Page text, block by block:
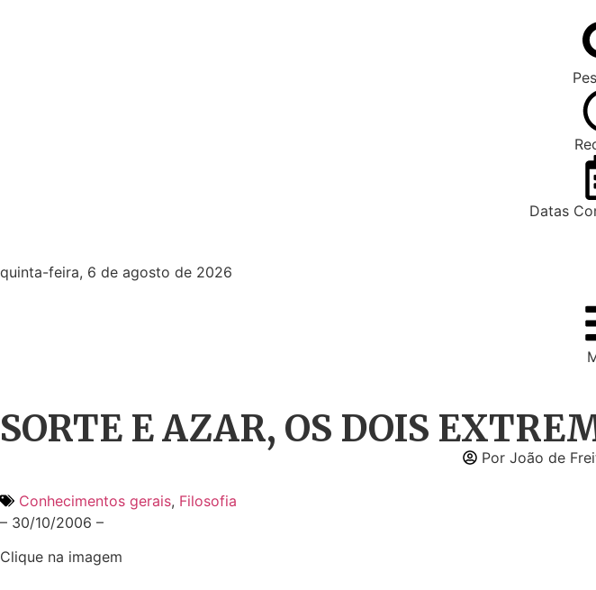
Datas
quinta-feira, 6 de agosto de 2026
SORTE E AZAR, OS DOIS
Por João de
Conhecimentos gerais, Filosofia
– 30/10/2006 –
Clique na imagem